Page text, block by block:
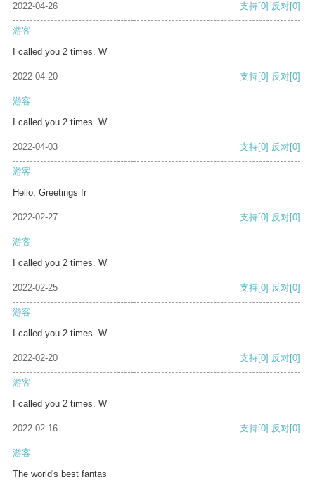
2022-04-26 支持[0] 反对[0]
游客
I called you 2 times. W
2022-04-20 支持[0] 反对[0]
游客
I called you 2 times. W
2022-04-03 支持[0] 反对[0]
游客
Hello, Greetings fr
2022-02-27 支持[0] 反对[0]
游客
I called you 2 times. W
2022-02-25 支持[0] 反对[0]
游客
I called you 2 times. W
2022-02-20 支持[0] 反对[0]
游客
I called you 2 times. W
2022-02-16 支持[0] 反对[0]
游客
The world's best fantas